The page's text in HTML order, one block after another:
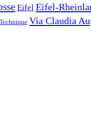
Eifel Eifel-
Technique Via Claudia